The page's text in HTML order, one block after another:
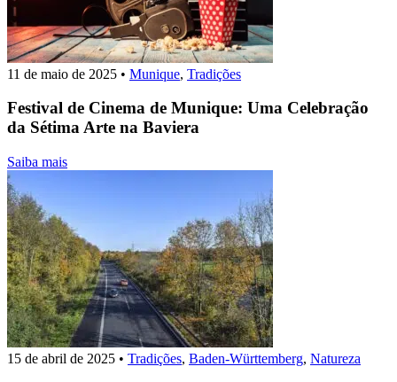
11 de maio de 2025 • Munique, Tradições
Festival de Cinema de Munique: Uma Celebração
da Sétima Arte na Baviera
Saiba mais
15 de abril de 2025 • Tradições, Baden-Württemberg, Natureza